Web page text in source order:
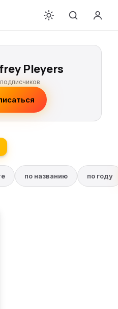
Pleyers
подписчиков
по названию по году